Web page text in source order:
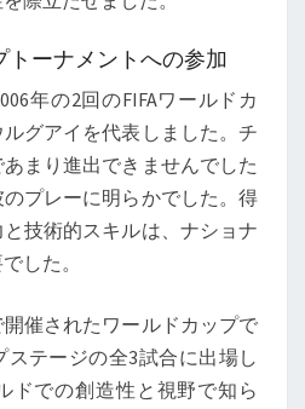
トーナメントへの参加
年の2回のFIFAワールドカ
グアイを代表しました。チ
まり進出できませんでした
プレーに明らかでした。得
技術的スキルは、ナショナ
した。
催されたワールドカップで
テージの全3試合に出場し
ドでの創造性と視野で知ら